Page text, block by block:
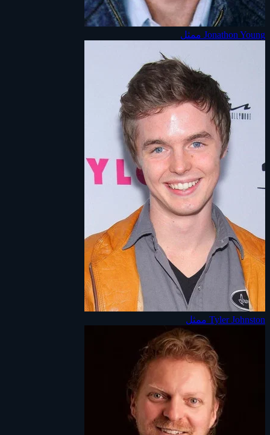
Jonathon Young ممثل
Tyler Johnston ممثل